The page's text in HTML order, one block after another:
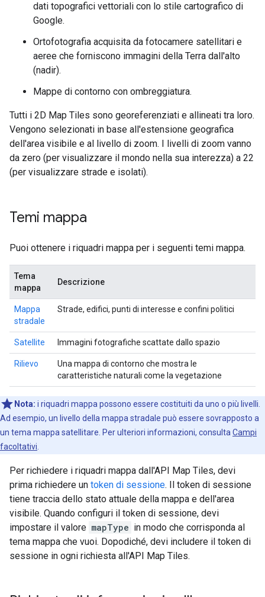
dati topografici vettoriali con lo stile cartografico di
Google.
Ortofotografia acquisita da fotocamere satellitari e
aeree che forniscono immagini della Terra dall'alto
(nadir).
Mappe di contorno con ombreggiatura.
Tutti i 2D Map Tiles sono georeferenziati e allineati tra loro.
Vengono selezionati in base all'estensione geografica
dell'area visibile e al livello di zoom. I livelli di zoom vanno
da zero (per visualizzare il mondo nella sua interezza) a 22
(per visualizzare strade e isolati).
Temi mappa
Puoi ottenere i riquadri mappa per i seguenti temi mappa.
Tema
mappa
Descrizione
Mappa
stradale
Strade, edifici, punti di interesse e confini politici
Satellite Immagini fotografiche scattate dallo spazio
Rilievo
Una mappa di contorno che mostra le
caratteristiche naturali come la vegetazione
Nota: i riquadri mappa possono essere costituiti da uno o più livelli.
Ad esempio, un livello della mappa stradale può essere sovrapposto a
un tema mappa satellitare. Per ulteriori informazioni, consulta Campi
facoltativi
Per richiedere i riquadri mappa dall'API Map Tiles, devi
prima richiedere un token di sessione. Il token di sessione
tiene traccia dello stato attuale della mappa e dell'area
visibile. Quando configuri il token di sessione, devi
impostare il valore mapType in modo che corrisponda al
tema mappa che vuoi. Dopodiché, devi includere il token di
sessione in ogni richiesta all'API Map Tiles.